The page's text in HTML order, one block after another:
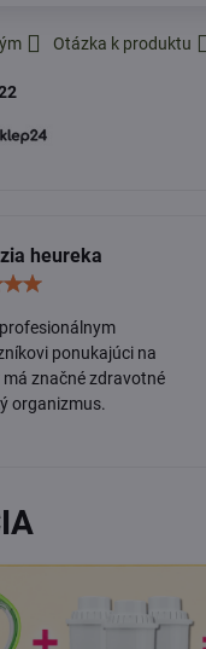
Otázka k produktu
heureka
/
5
ponukajúci na
značné zdravotné
organizmus.